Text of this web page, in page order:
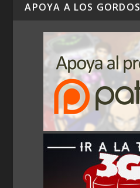
APOYA A LOS GORDOS